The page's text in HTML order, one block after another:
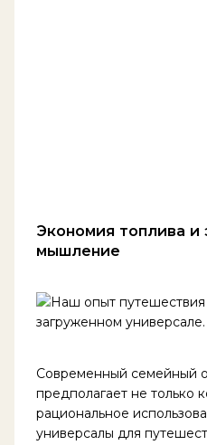
Экономия топлива и
мышление
Современный семейный
предполагает не только
рациональное
универсалы для